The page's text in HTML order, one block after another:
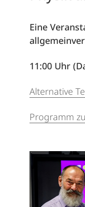
Eine
11:00 Uhr
Alternative
Programm